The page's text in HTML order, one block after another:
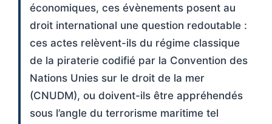
économiques, ces évènements posent au
droit international une question redoutable :
ces actes relèvent-ils du régime classique
de la piraterie codifié par la Convention des
Nations Unies sur le droit de la mer
(CNUDM), ou doivent-ils être appréhendés
sous l’angle du terrorisme maritime tel